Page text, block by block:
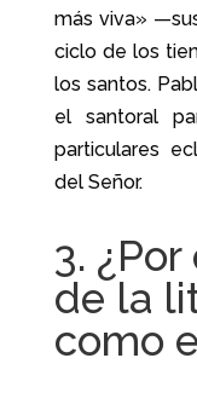
más viva»
ciclo de los
los santos.
el santoral
particulares
del Señor.
3.
de la
como